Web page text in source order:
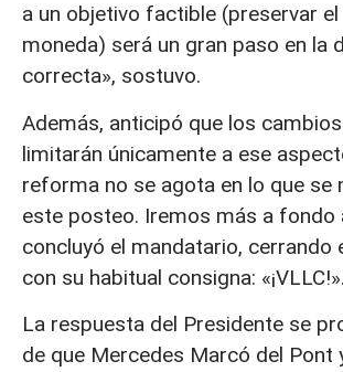
a un objetivo factible (preservar
moneda) será un gran paso en la
correcta», sostuvo.
Además, anticipó que los
limitarán únicamente a ese
reforma no se agota en lo que se
este posteo. Iremos más a fondo
concluyó el mandatario, cerrando
con su habitual consigna: «¡VLLC!».
La respuesta del Presidente se
de que Mercedes Marcó del Pont